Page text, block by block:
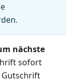
nächste
sofort
Gutschrift